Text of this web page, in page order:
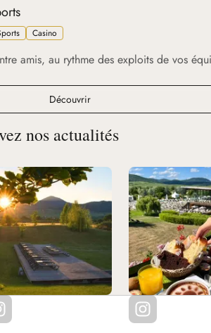
Casino
amis, au rythme des exploits de vos
DécouvrirLe Café des Sports
nos actualités